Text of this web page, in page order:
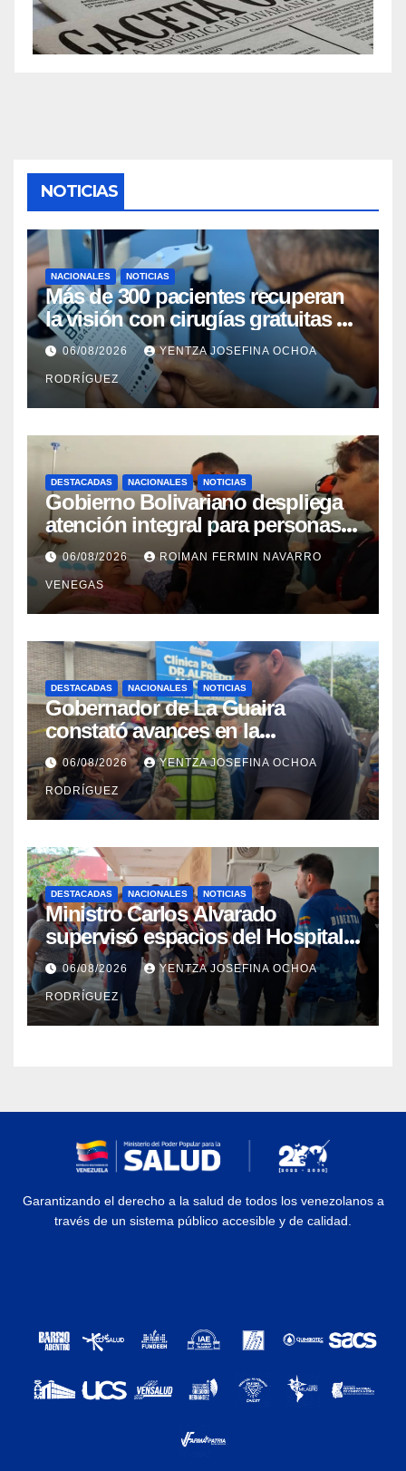
NOTICIAS
NACIONALES NOTICIAS
Más de 300 pacientes recuperan
la visión con cirugías gratuitas de
cataratas en Zulia
06/08/2026 YENTZA JOSEFINA OCHOA
RODRÍGUEZ
DESTACADAS NACIONALES NOTICIAS
Gobierno Bolivariano despliega
atención integral para personas
con discapacidad en
campamentos de La Guaira
06/08/2026 ROIMAN FERMIN NAVARRO
VENEGAS
DESTACADAS NACIONALES NOTICIAS
Gobernador de La Guaira
constató avances en la
rehabilitación del Hospitalito de
Catia la Mar
06/08/2026 YENTZA JOSEFINA OCHOA
RODRÍGUEZ
DESTACADAS NACIONALES NOTICIAS
Ministro Carlos Alvarado
supervisó espacios del Hospital
Dermatológico Dr. Martín Vegas
en La Guaira
06/08/2026 YENTZA JOSEFINA OCHOA
RODRÍGUEZ
Garantizando el derecho a la salud de todos los venezolanos a
través de un sistema público accesible y de calidad.